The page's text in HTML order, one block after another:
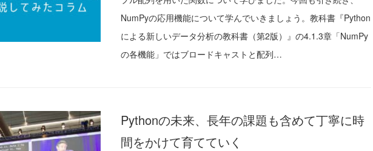
NumPyの応用機能について学んでいきましょう。教科書『Python
による新しいデータ分析の教科書（第2版）』の4.1.3章「NumPy
の各機能」ではブロードキャストと配列…
Pythonの未来、長年の課題も含めて丁寧に時
間をかけて育てていく